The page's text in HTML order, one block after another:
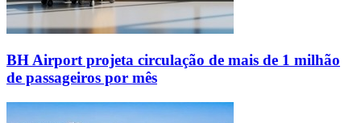
BH Airport projeta circulação de mais de 1 milhão
de passageiros por mês